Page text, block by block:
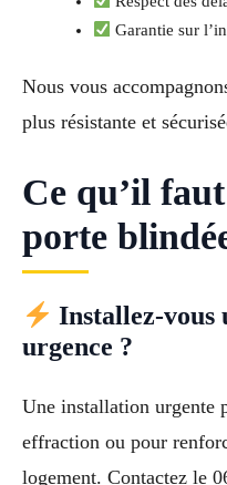
Garantie sur
Nous vous
plus résistante et
Ce qu’il
porte
Installez-vous
urgence ?
Une installation urgente
effraction ou pour
logement. Contactez le